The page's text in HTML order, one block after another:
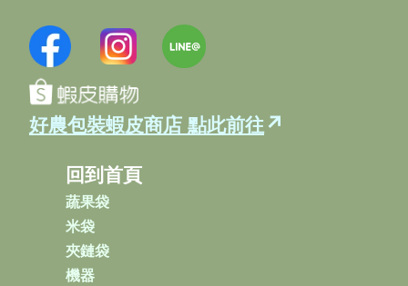
好農包裝蝦皮商店 點此前往↗
回到首頁
蔬果袋
米袋
夾鏈袋
機器